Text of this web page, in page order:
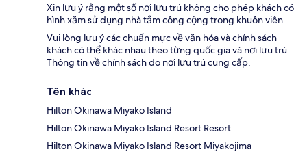
Xin lưu ý rằng một số nơi lưu trú không cho phép khách có
hình xăm sử dụng nhà tắm công cộng trong khuôn viên.
Vui lòng lưu ý các chuẩn mực về văn hóa và chính sách
khách có thể khác nhau theo từng quốc gia và nơi lưu trú.
Thông tin về chính sách do nơi lưu trú cung cấp.
Tên khác
Hilton Okinawa Miyako Island
Hilton Okinawa Miyako Island Resort Resort
Hilton Okinawa Miyako Island Resort Miyakojima